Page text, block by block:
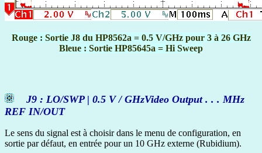
Rouge : Sortie J8 du HP8562a = 0.5 V/GHz pour 3 à 26 GHz
Bleue : Sortie HP85645a = Hi Sweep
J9 : LO/SWP | 0.5 V / GHzVideo Output . . . MHz
REF IN/OUT
Le sens du signal est à choisir dans le menu de configuration, en
sortie par défaut, en entrée pour un 10 GHz externe (Rubidium).